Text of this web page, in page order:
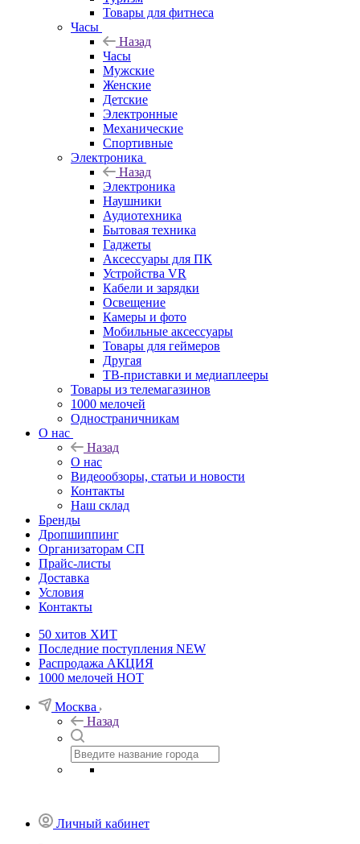
Товары для фитнеса
Часы
Назад
Часы
Мужские
Женские
Детские
Электронные
Механические
Спортивные
Электроника
Назад
Электроника
Наушники
Аудиотехника
Бытовая техника
Гаджеты
Аксессуары для ПК
Устройства VR
Кабели и зарядки
Освещение
Камеры и фото
Мобильные аксессуары
Товары для геймеров
Другая
ТВ-приставки и медиаплееры
Товары из телемагазинов
1000 мелочей
Одностраничникам
О нас
Назад
О нас
Видеообзоры, статьи и новости
Контакты
Наш склад
Бренды
Дропшиппинг
Организаторам СП
Прайс-листы
Доставка
Условия
Контакты
50 хитов ХИТ
Последние поступления NEW
Распродажа АКЦИЯ
1000 мелочей HOT
Москва
Назад
Личный кабинет